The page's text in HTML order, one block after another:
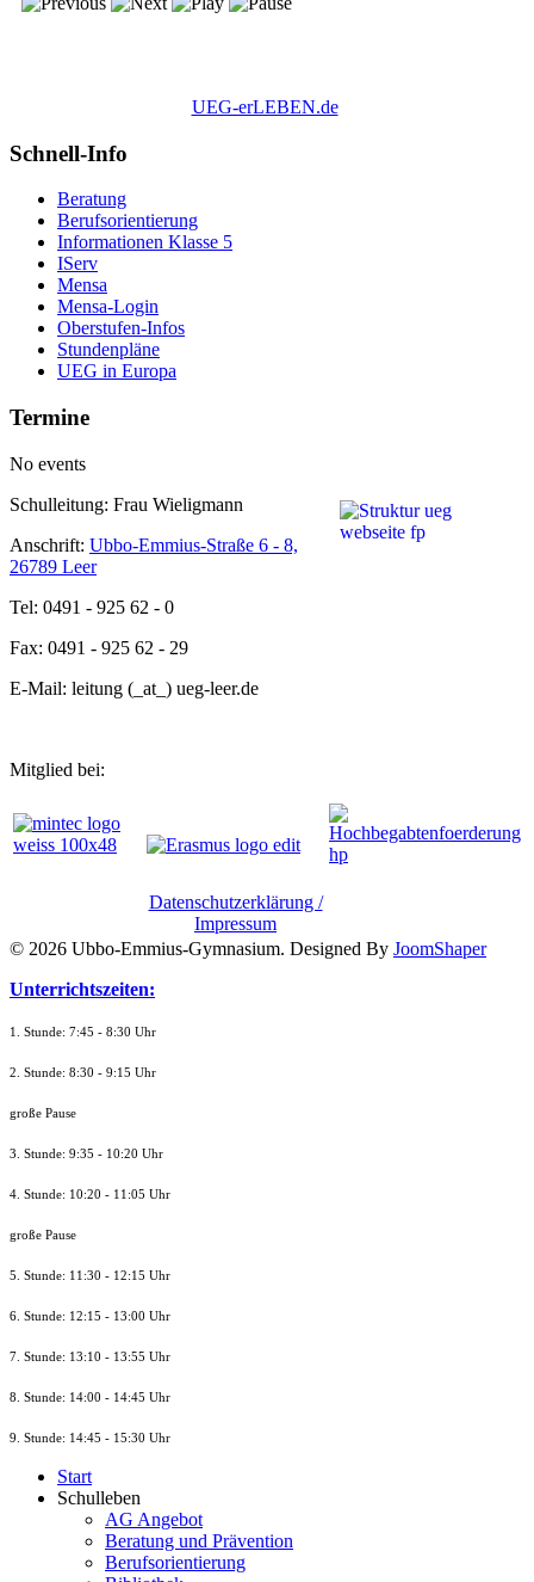
UEG-erLEBEN.de
Schnell-Info
Beratung
Berufsorientierung
Informationen Klasse 5
IServ
Mensa
Mensa-Login
Oberstufen-Infos
Stundenpläne
UEG in Europa
Termine
No events
Schulleitung: Frau Wieligmann
Anschrift: Ubbo-Emmius-Straße 6 - 8,
26789 Leer
Tel: 0491 - 925 62 - 0
Fax: 0491 - 925 62 - 29
E-Mail: leitung (_at_) ueg-leer.de
Mitglied bei:
Datenschutzerklärung /
Impressum
© 2026 Ubbo-Emmius-Gymnasium. Designed By JoomShaper
Unterrichtszeiten:
1. Stunde: 7:45 - 8:30 Uhr
2. Stunde: 8:30 - 9:15 Uhr
große Pause
3. Stunde: 9:35 - 10:20 Uhr
4. Stunde: 10:20 - 11:05 Uhr
große Pause
5. Stunde: 11:30 - 12:15 Uhr
6. Stunde: 12:15 - 13:00 Uhr
7. Stunde: 13:10 - 13:55 Uhr
8. Stunde: 14:00 - 14:45 Uhr
9. Stunde: 14:45 - 15:30 Uhr
Start
Schulleben
AG Angebot
Beratung und Prävention
Berufsorientierung